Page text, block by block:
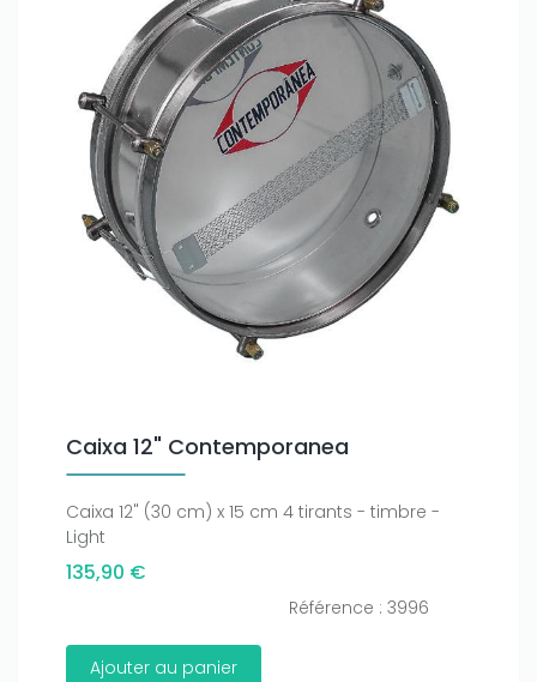
Caixa 12" Contemporanea
Caixa 12" (30 cm) x 15 cm 4 tirants - timbre -
Light
135,90 €
Référence : 3996
Ajouter au panier